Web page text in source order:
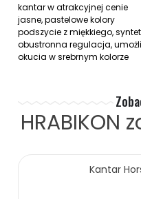
kantar w atrakcyjnej cenie
jasne, pastelowe kolory
podszycie z miękkiego,
obustronna regulacja,
okucia w srebrnym kolorze
HRABIKON
Kantar